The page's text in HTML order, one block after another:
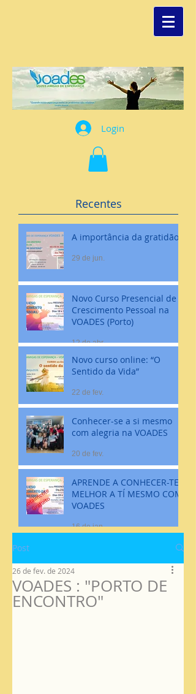
Login
Recentes
A importância da gratidão
29 de jun.
Novo Curso Presencial de
Crescimento Pessoal na
VOADES (Porto)
12 de abr.
Novo curso online: “O
Sentido da Vida”
22 de fev.
Conhecer-se a si mesmo
com alegria na VOADES
20 de fev.
APRENDE A CONHECER-TE
MELHOR A TÍ MESMO COM
VOADES
16 de jan.
Post
VOADES : "PORTO DE
ENCONTRO"
26 de fev. de 2024